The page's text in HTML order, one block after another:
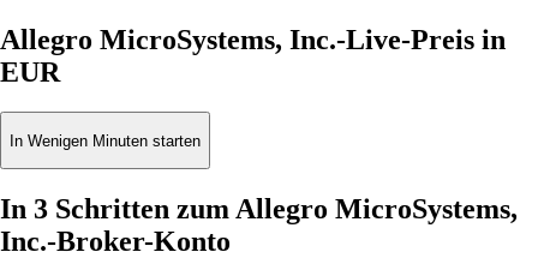
Allegro MicroSystems, Inc.-Live-Preis in
EUR
In Wenigen Minuten starten
In 3 Schritten zum Allegro MicroSystems,
Inc.-Broker-Konto